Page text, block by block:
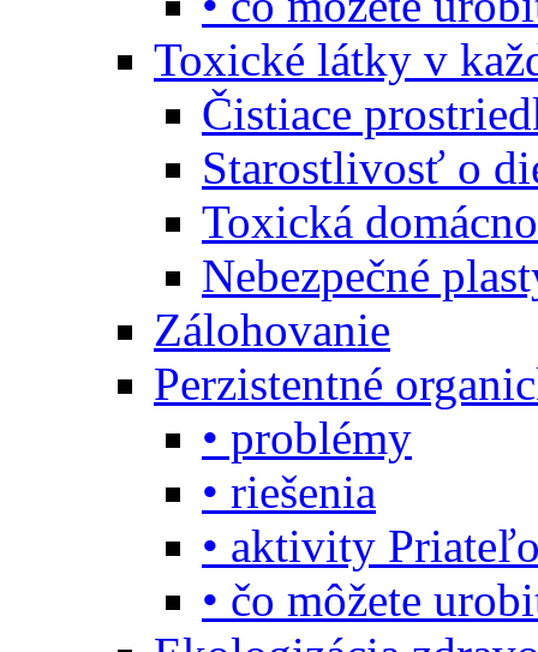
Toxické látky v
Čistiace
Starostlivosť o
Toxická
Nebezpečné
Zálohovanie
Perzistentné
• problémy
• riešenia
• aktivity
• čo môžete